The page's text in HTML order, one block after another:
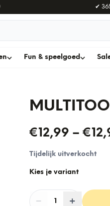
✔
Fun & speelgoed
€12,99 –
Tijdelijk uitverkocht
Kies je variant
− Aantal
1 +